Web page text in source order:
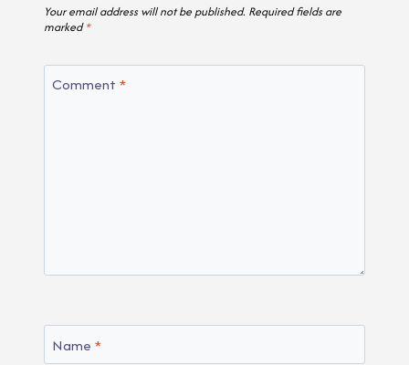
Your email address will not be published. Required fields are
marked*
Comment *
Name *